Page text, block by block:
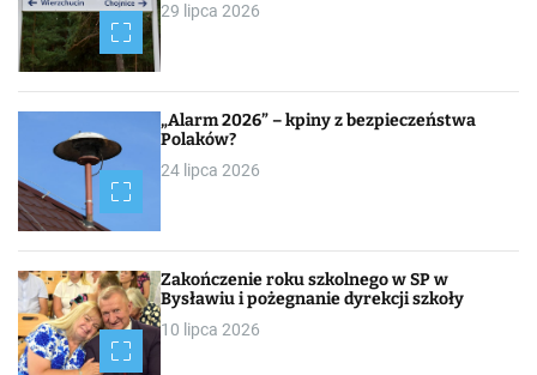
29 lipca 2026
„Alarm 2026” – kpiny z bezpieczeństwa
Polaków?
24 lipca 2026
Zakończenie roku szkolnego w SP w
Bysławiu i pożegnanie dyrekcji szkoły
10 lipca 2026